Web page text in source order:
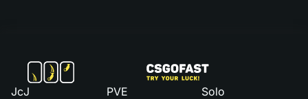
JcJ PVE Solo